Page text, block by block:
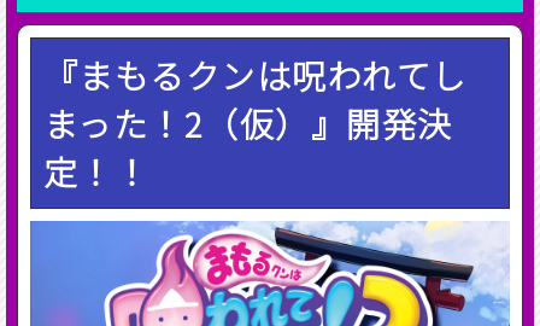
『まもるクンは呪われてし
まった！2（仮）』開発決
定！！